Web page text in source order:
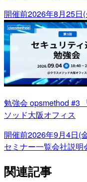
開催前2026年8月25日
勉強会 opsmethod #3
ソッド大阪オフィス
開催前2026年9月4日(
セミナー一覧会社説明
関連記事